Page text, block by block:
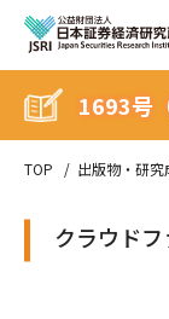
TOP 出版物・研究
1693号
クラウド